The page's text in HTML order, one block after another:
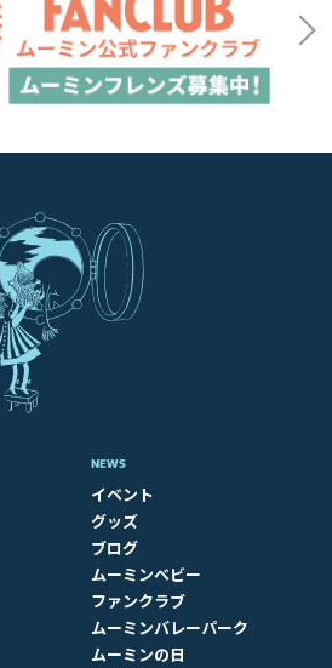
NEWS
イベント
グッズ
ブログ
ムーミンベビー
ファンクラブ
ムーミンバレーパーク
ムーミンの日